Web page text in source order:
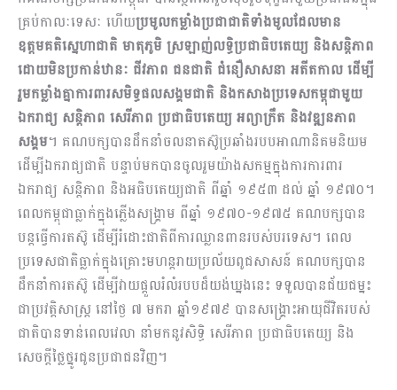
គ្រប់កាលៈទេសៈ ហើយប្រមូលកម្លាំងប្រជាជាតិទាំងមូលដែលមាន
ឧត្តមគតិស្នេហាជាតិ មាតុភូមិ ស្រឡាញ់លទ្ធិប្រជាធិបតេយ្យ និងសន្តិភាព
ដោយមិនប្រកាន់ឋានៈ​ ជីវភាព ជនជាតិ ជំនឿសាសនា អតីតកាល ដើម្បី
រួមកម្លាំងគ្នាការពារសមិទ្ធផលសង្គមជាតិ និងកសាងប្រទេសកម្ពុជាមួយ
ឯករាជ្យ សន្តិភាព សេរីភាព ប្រជាធិបតេយ្យ អព្យាក្រឹត និងវឌ្ឍនភាព
សង្គម។ គណបក្សបានដឹកនាំចលនាតស៊ូប្រឆាំងរបបអាណានិគមនិយម
ដើម្បីឯករាជ្យជាតិ បន្ទាប់មកបានចូលរួមយ៉ាងសកម្មក្នុងការការពារ
ឯករាជ្យ សន្តិភាព និងអធិបតេយ្យជាតិ ពីឆ្នាំ ១៩៥៣ ដល់ ឆ្នាំ ១៩៧០។
ពេលកម្ពុជាធ្លាក់ក្នុងភ្លើងសង្គ្រាម ពីឆ្នាំ ១៩៧០-១៩៧៥ គណបក្សបាន
បន្តធ្វើការតស៊ូ ដើម្បីរំដោះជាតិពីការឈ្លានពានរបស់បរទេស។ ពេល
ប្រទេសជាតិធ្លាក់ក្នុងគ្រោះមហន្តរាយប្រល័យពូជសាសន៍ គណបក្សបាន
ដឹកនាំការតស៊ូ ដើម្បីវាយផ្តួលរំលំរបបដ៏យង់ឃ្នងនេះ ទទួលបានជ័យជម្នះ
ជាប្រវត្តិសាស្ត្រ នៅថ្ងៃ ៧ មករា ឆ្នាំ១៩៧៩ បានសង្គ្រោះអាយុជីវិតរបស់
ជាតិបានទាន់ពេលវេលា នាំមកនូវសិទ្ធិ សេរីភាព ប្រជាធិបតេយ្យ និង
សេចក្តីថ្លៃថ្នូរជូនប្រជាជនវិញ។